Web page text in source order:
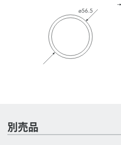
別売品